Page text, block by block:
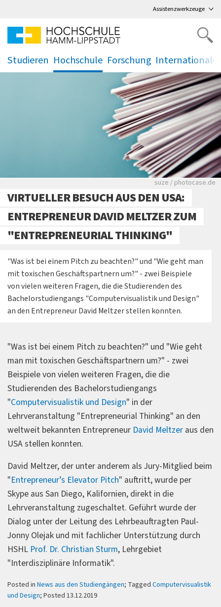
Assistenzwerkzeuge
Studieren
.
Hochschule
.
Forschung
. .
Viele Zeitungen.
suze / photocase.de
VIRTUELLER BESUCH AUS DEN USA:
ENTREPRENEUR DAVID MELTZER ZUM
"ENTREPRENEURIAL THINKING"
"Was ist bei einem Pitch zu beachten?" und "Wie geht man
mit toxischen Geschäftspartnern um?" - zwei Beispiele
von vielen weiteren Fragen, die die Studierenden des
Bachelorstudiengangs "Computervisualistik und Design"
an den Entrepreneur David Meltzer stellen konnten.
"Was ist bei einem Pitch zu beachten?" und "Wie geht
man mit toxischen Geschäftspartnern um?" - zwei
Beispiele von vielen weiteren Fragen, die die
Studierenden des Bachelorstudiengangs
"Computervisualistik und Design" in der
Lehrveranstaltung "Entrepreneurial Thinking" an den
weltweit bekannten Entrepreneur David Meltzer aus den
USA stellen konnten.
David Meltzer, der unter anderem als Jury-Mitglied beim
"Entrepreneur’s Elevator Pitch" auftritt, wurde per
Skype aus San Diego, Kalifornien, direkt in die
Lehrveranstaltung zugeschaltet. Geführt wurde der
Dialog unter der Leitung des Lehrbeauftragten Paul-
Jonny Olejak und mit fachlicher Unterstützung durch
HSHL Prof. Dr. Christian Sturm, Lehrgebiet
"Interdisziplinäre Informatik".
Posted in News aus den Studiengängen; Tagged Computervisualistik
und Design; Posted 13.12.2019